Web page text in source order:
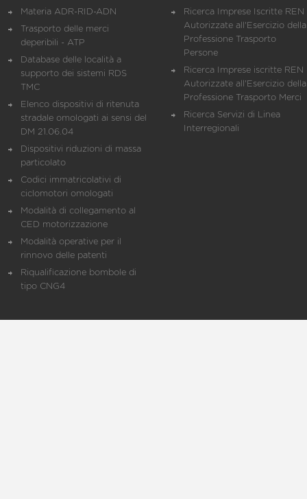
Materia ADR-RID-ADN
Trasporto delle merci
deperibili - ATP
Database delle località a
supporto dei sistemi RDS
TMC
Elenco dispositivi di ritenuta
stradale omologati ai sensi del
DM 21.06.04
Dispositivi riduzioni di massa
particolato
Codici immatricolativi di
ciclomotori omologati
Modalità di collegamento al
CED motorizzazione
Modalità operative per il
rinnovo delle patenti
Riqualificazione bombole di
tipo CNG4
Ricerca Imprese Iscritte REN
Autorizzate all'Esercizio della
Professione Trasporto
Persone
Ricerca Imprese iscritte REN
Autorizzate all'Esercizio della
Professione Trasporto Merci
Ricerca Servizi di Linea
Interregionali